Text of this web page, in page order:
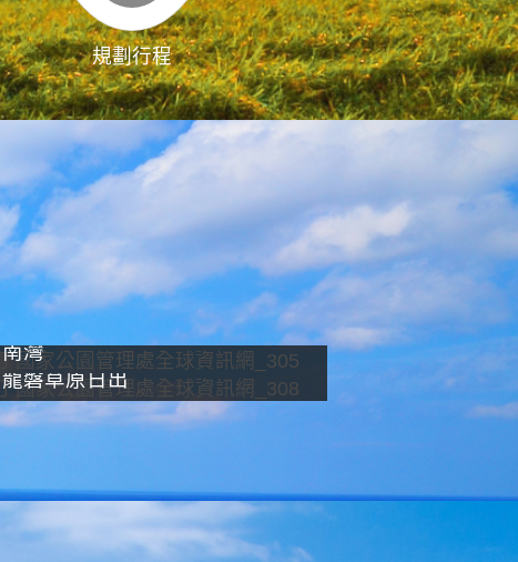
規劃行程 影像直播
南灣
龍磐草原日出